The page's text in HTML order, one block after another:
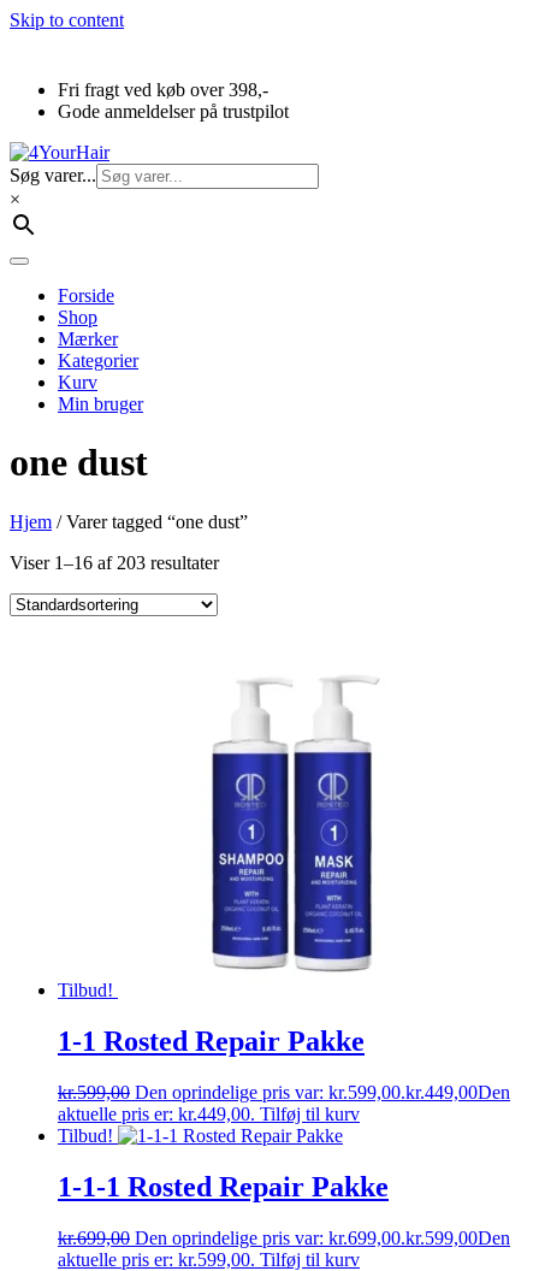
Skip to content
Fri fragt ved køb over 398,-
Gode anmeldelser på trustpilot
Søg varer...
×
Forside
Shop
Mærker
Kategorier
Kurv
Min bruger
one dust
Hjem / Varer tagged “one dust”
Viser 1–16 af 203 resultater
Tilbud!
1-1 Rosted Repair Pakke
kr.599,00 Den oprindelige pris var: kr.599,00.kr.449,00Den
aktuelle pris er: kr.449,00. Tilføj til kurv
Tilbud!
1-1-1 Rosted Repair Pakke
kr.699,00 Den oprindelige pris var: kr.699,00.kr.599,00Den
aktuelle pris er: kr.599,00. Tilføj til kurv